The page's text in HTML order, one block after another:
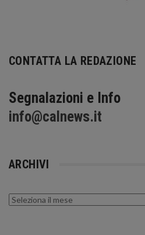
CONTATTA LA REDAZIONE
Segnalazioni e Info
info@calnews.it
ARCHIVI
Archivi